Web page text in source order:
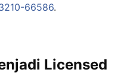
66586.
Licensed